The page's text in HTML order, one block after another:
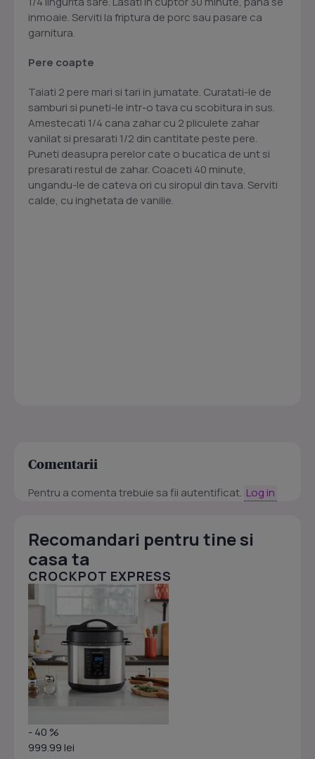
inmoaie. Serviti la friptura de porc sau pasare ca
garnitura.
Pere coapte
Taiati 2 pere mari si tari in jumatate. Curatati-le de
samburi si puneti-le intr-o tava cu scobitura in sus.
Amestecati 1/4 cana zahar cu 2 pliculete zahar
vanilat si presarati 1/2 din cantitate peste pere.
Puneti deasupra perelor cate o bucatica de unt si
presarati restul de zahar. Coaceti 40 minute,
ungandu-le de cateva ori cu siropul din tava. Serviti
calde, cu inghetata de vanilie.
Comentarii
Pentru a comenta trebuie sa fii autentificat. Log in
Recomandari pentru tine si
casa ta
CROCKPOT EXPRESS
- 40 %
999.99 lei